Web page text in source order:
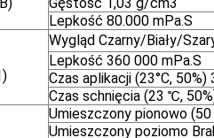
Lepkość 80.000 mPa.S
Wygląd Czarny/Biały/
Lepkość 360 000 mPa.S
Czas aplikacji (23°C,
Czas schnięcia (23 ℃,
Umieszczony pionowo
Umieszczony poziomo